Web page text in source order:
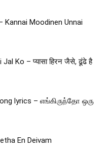
Moodinen Unnai
Ko – प्यासा हिरन जैसे, ढूंढे है
lyrics – எங்கிருந்தோ ஒரு
En Deivam